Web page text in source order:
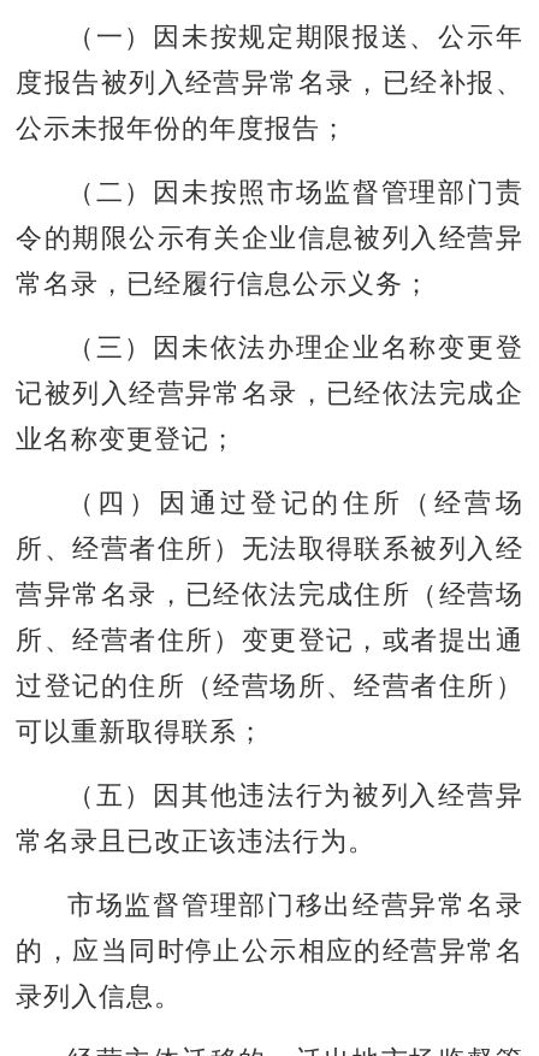
（一）因未按规定期限报送、公示年
度报告被列入经营异常名录，已经补报、
公示未报年份的年度报告；
（二）因未按照市场监督管理部门责
令的期限公示有关企业信息被列入经营异
常名录，已经履行信息公示义务；
（三）因未依法办理企业名称变更登
记被列入经营异常名录，已经依法完成企
业名称变更登记；
（四）因通过登记的住所（经营场
所、经营者住所）无法取得联系被列入经
营异常名录，已经依法完成住所（经营场
所、经营者住所）变更登记，或者提出通
过登记的住所（经营场所、经营者住所）
可以重新取得联系；
（五）因其他违法行为被列入经营异
常名录且已改正该违法行为。
市场监督管理部门移出经营异常名录
的，应当同时停止公示相应的经营异常名
录列入信息。